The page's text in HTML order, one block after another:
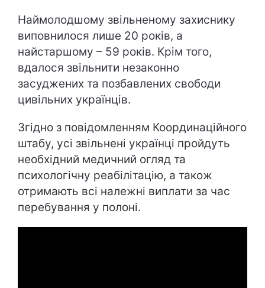
Наймолодшому звільненому захиснику
виповнилося лише 20 років, а
найстаршому – 59 років. Крім того,
вдалося звільнити незаконно
засуджених та позбавлених свободи
цивільних українців.
Згідно з повідомленням Координаційного
штабу, усі звільнені українці пройдуть
необхідний медичний огляд та
психологічну реабілітацію, а також
отримають всі належні виплати за час
перебування у полоні.